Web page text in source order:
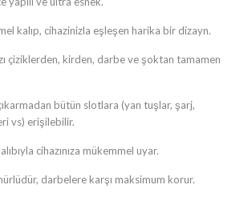
kalıp, cihazinizla eşleşen harika bir dizayn.
çiziklerden, kirden, darbe ve şoktan tamamen
bütün slotlara (yan tuşlar, şarj,
vs) erişilebilir.
cihazınıza mükemmel uyar.
darbelere karşı maksimum korur.